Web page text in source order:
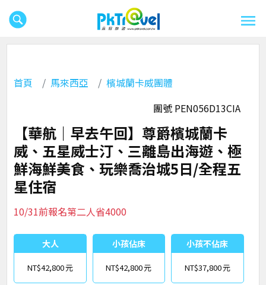
首頁 馬來西亞
檳城蘭卡威團體
團號 PEN056D13CIA
【華航｜早去午回】尊爵檳城蘭卡
威、五星威士汀、三離島出海遊、極
鮮海鮮美食、玩樂喬治城5日/全程五
星住宿
10/31前報名第二人省4000
大人
NT$42,800
小孩佔床
NT$42,800
小孩不佔床
NT$37,800